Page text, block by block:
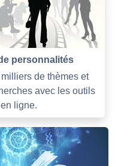
personnalités
de thèmes et
avec les outils
en ligne.